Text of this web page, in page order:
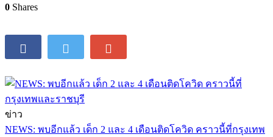
0 Shares
ข่าว
NEWS: พบอีกแล้ว เด็ก 2 และ 4 เดือนติดโควิด คราวนี้ที่กรุงเทพ